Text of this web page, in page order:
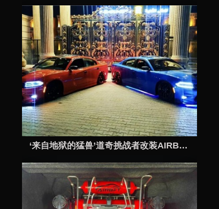
‘来自地狱的猛兽’道奇挑战者改装AIRBFT气动避震